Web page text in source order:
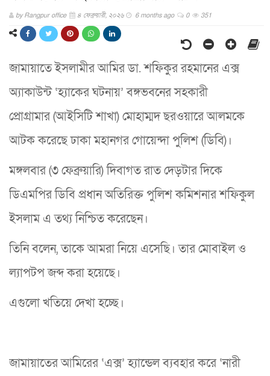
byRangpur office ৪ ফেব্রুয়ারী, ২০২৬ 6 months ago 0 351
জামায়াতে ইসলামীর আমির ডা. শফিকুর রহমানের এক্স
অ্যাকাউন্ট ‘হ্যাকের ঘটনায়’ বঙ্গভবনের সহকারী
প্রোগ্রামার (আইসিটি শাখা) মোহাম্মদ ছরওয়ারে আলমকে
আটক করেছে ঢাকা মহানগর গোয়েন্দা পুলিশ (ডিবি)।
মঙ্গলবার (৩ ফেব্রুয়ারি) দিবাগত রাত দেড়টার দিকে
ডিএমপির ডিবি প্রধান অতিরিক্ত পুলিশ কমিশনার শফিকুল
ইসলাম এ তথ্য নিশ্চিত করেছেন।
তিনি বলেন, তাকে আমরা নিয়ে এসেছি। তার মোবাইল ও
ল্যাপটপ জব্দ করা হয়েছে।
এগুলো খতিয়ে দেখা হচ্ছে।
জামায়াতের আমিরের ‘এক্স’ হ্যান্ডেল ব্যবহার করে ‘নারী